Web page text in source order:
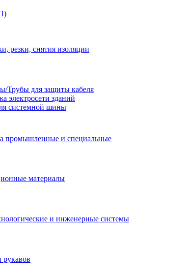
резки, снятия изоляции
Трубы для защиты кабеля
электросети зданий
системной шины
промышленные и специальные
материалы
и инженерные системы
рукавов